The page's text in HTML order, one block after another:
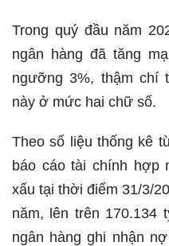
Trong quý đầu năm
ngân hàng đã tăng
ngưỡng 3%, thậm chí
này ở mức hai chữ số.
Theo số liệu thống kê
báo cáo tài chính hợp
xấu tại thời điểm 31/3/
năm, lên trên 170.134
ngân hàng ghi nhận